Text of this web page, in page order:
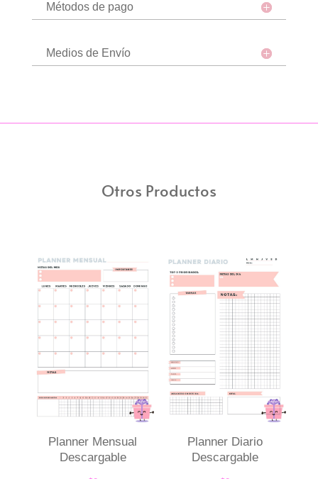
Métodos de pago
Medios de Envío
Otros Productos
Planner Mensual
Descargable
Planner Diario
Descargable